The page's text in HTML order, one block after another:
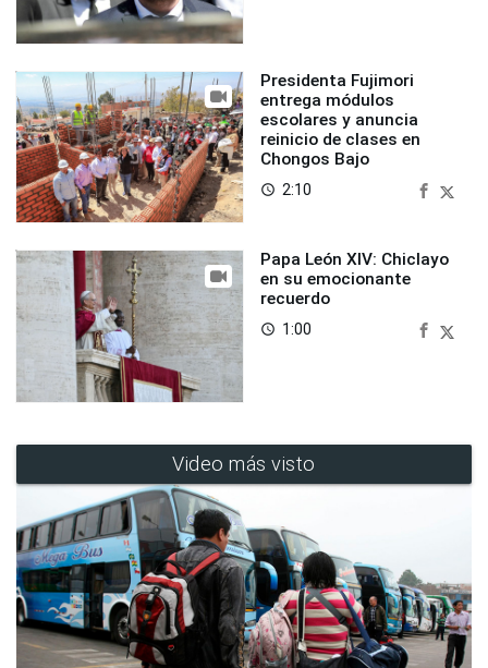
Presidenta Fujimori
entrega módulos
escolares y anuncia
reinicio de clases en
Chongos Bajo
access_time 2:10
Papa León XIV: Chiclayo
en su emocionante
recuerdo
access_time 1:00
Video más visto